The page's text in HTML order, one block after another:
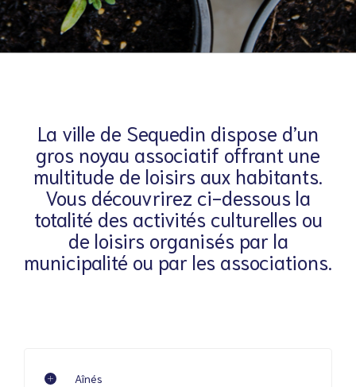
La ville de Sequedin dispose d’un
gros noyau associatif offrant une
multitude de loisirs aux habitants.
Vous découvrirez ci-dessous la
totalité des activités culturelles ou
de loisirs organisés par la
municipalité ou par les associations.
Aînés